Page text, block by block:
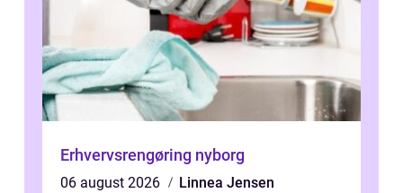
Erhvervsrengøring nyborg
06 august 2026
Linnea Jensen